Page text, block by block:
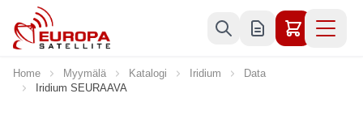
Skip to Content
Home Myymälä Katalogi Iridium
Data
Iridium SEURAAVA